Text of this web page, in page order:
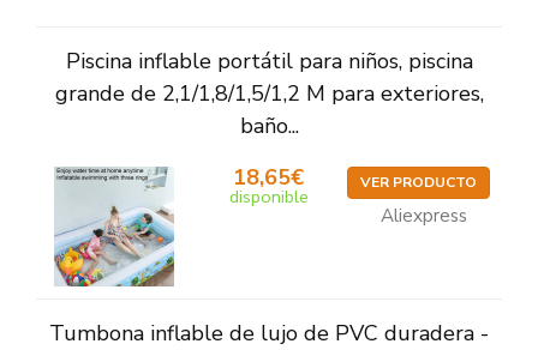
Piscina inflable portátil para niños, piscina
grande de 2,1/1,8/1,5/1,2 M para exteriores,
baño...
18,65€
disponible
VER PRODUCTO
Aliexpress
Tumbona inflable de lujo de PVC duradera -